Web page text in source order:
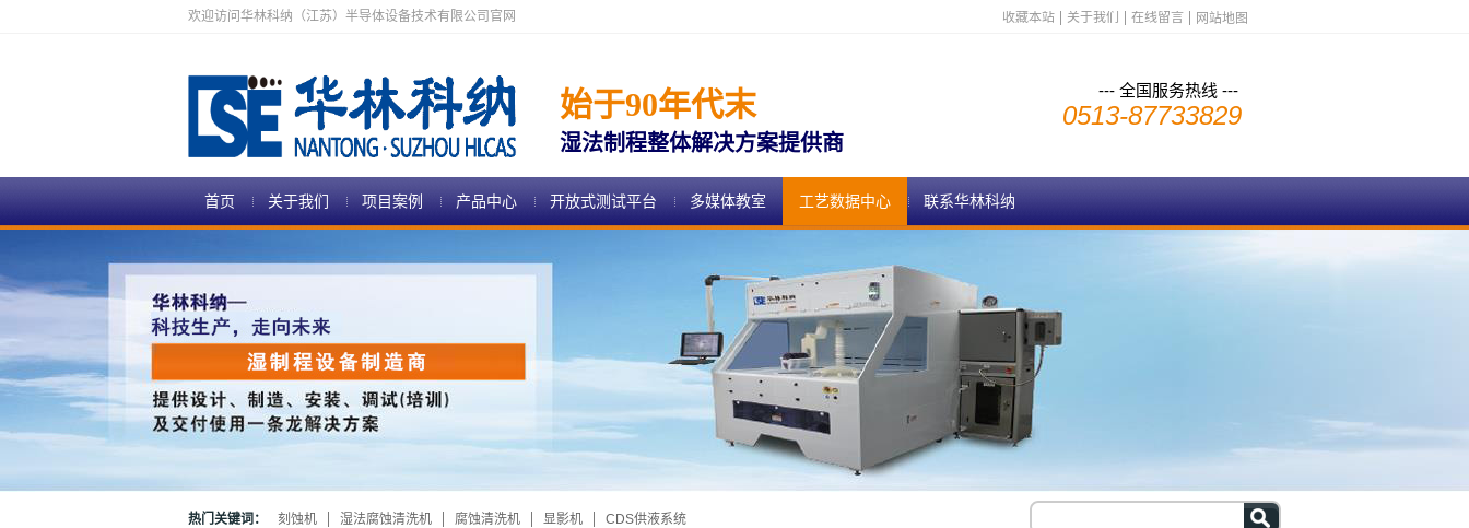
欢迎访问华林科纳（江苏）半导体设备技术有限公司官网 收藏本站 关于我们 在线留言 网站地图
始于90年代末
湿法制程整体解决方案提供商
--- 全国服务热线 ---
0513-87733829
首页 关于我们 项目案例 产品中心 开放式测试平台 多媒体教室 工艺数据中心 联系华林科纳
热门关键词： 刻蚀机 湿法腐蚀清洗机 腐蚀清洗机 显影机 CDS供液系统